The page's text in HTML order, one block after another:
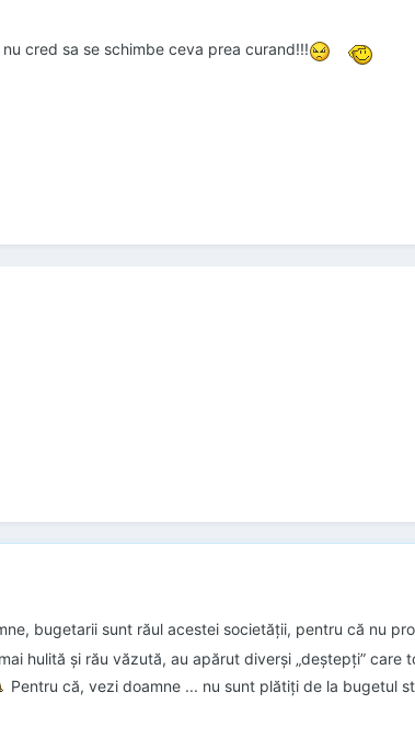
cred sa se schimbe ceva prea curand!!!
bugetarii sunt răul acestei societății, pentru că nu
hulită și rău văzută, au apărut diverși „deștepți” care
Pentru că, vezi doamne ... nu sunt plătiți de la bugetul